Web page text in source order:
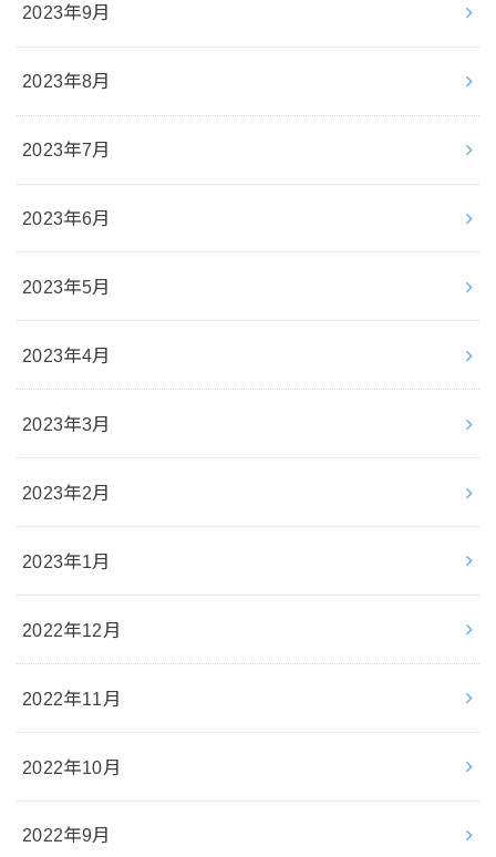
2023年9月
2023年8月
2023年7月
2023年6月
2023年5月
2023年4月
2023年3月
2023年2月
2023年1月
2022年12月
2022年11月
2022年10月
2022年9月